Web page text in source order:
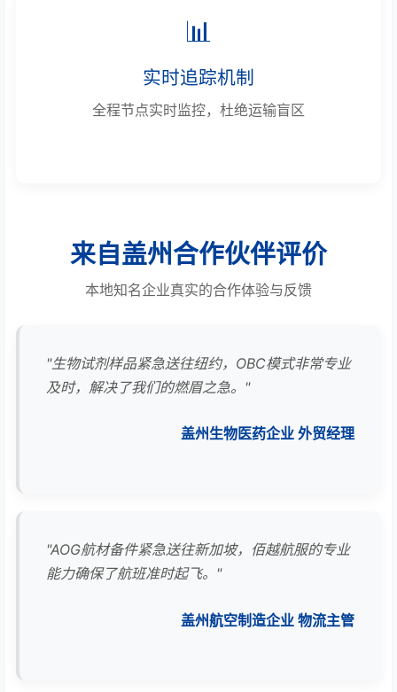
📊
实时追踪机制
全程节点实时监控，杜绝运输盲区
来自盖州合作伙伴评价
本地知名企业真实的合作体验与反馈
"生物试剂样品紧急送往纽约，OBC模式非常专业
及时，解决了我们的燃眉之急。"
盖州生物医药企业 外贸经理
"AOG航材备件紧急送往新加坡，佰越航服的专业
能力确保了航班准时起飞。"
盖州航空制造企业 物流主管